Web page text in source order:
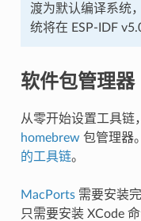
渡为默认编译系统
统将在 ESP-IDF
软件包管理器
从零开始设置工具链
homebrew 包管理器
的工具链。
MacPorts需要安装
只需要安装 XCode